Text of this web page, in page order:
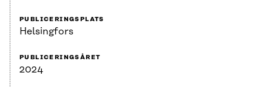
PUBLICERINGSPLATS
Helsingfors
PUBLICERINGSÅRET
2024